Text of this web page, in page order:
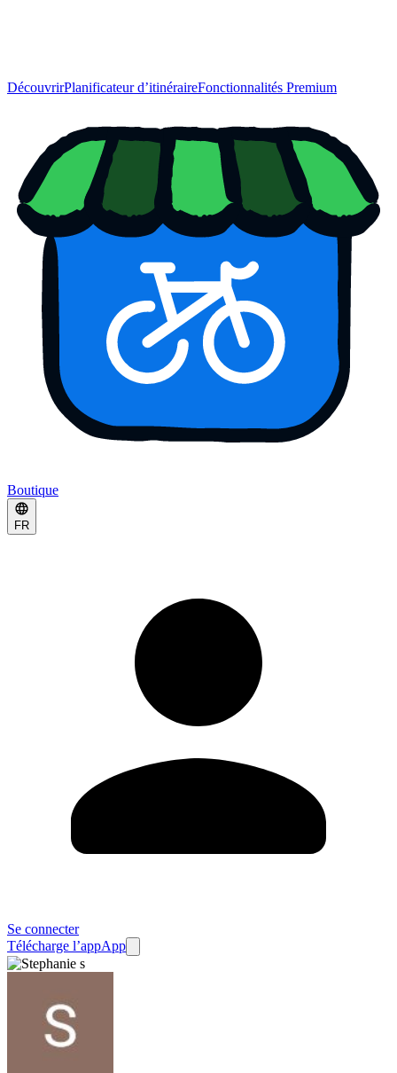
DécouvrirPlanificateur d’itinéraireFonctionnalités Premium
Boutique
FR
Se connecter
Télécharge l’appApp